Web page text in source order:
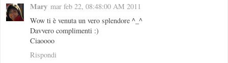
Mary mar feb 22, 08:48:00 AM 2011
Wow ti è venuta un vero splendore ^_^
Davvero complimenti :)
Ciaoooo
Rispondi